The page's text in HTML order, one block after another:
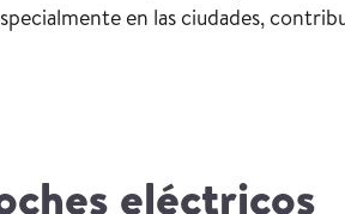
en las ciudades,
eléctricos